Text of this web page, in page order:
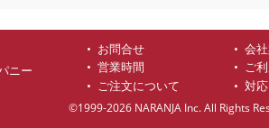
ニー
お問合せ 会
営業時間
ご
ご注文について
対
©1999-2026 NARANJA Inc. All Rights